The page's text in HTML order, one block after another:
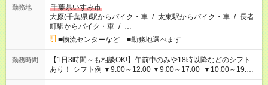
勤務地
千葉県いすみ市
大原(千葉県)駅からバイク・車 / 太東駅からバイク・車 / 長者
町駅からバイク・車 / …
■物流センターなど ■勤務地選べます
勤務時間
【1日3時間～も相談OK!】午前中のみや18時以降などのシフト
あり！ シフト例 ▼9:00～12:00 ▼9:00～17:00 ▼10:00～19:00
▼18:00～21:00